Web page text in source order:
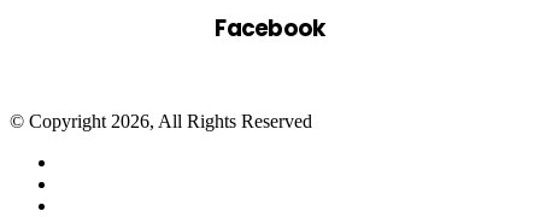
Facebook
© Copyright 2026, All Rights Reserved